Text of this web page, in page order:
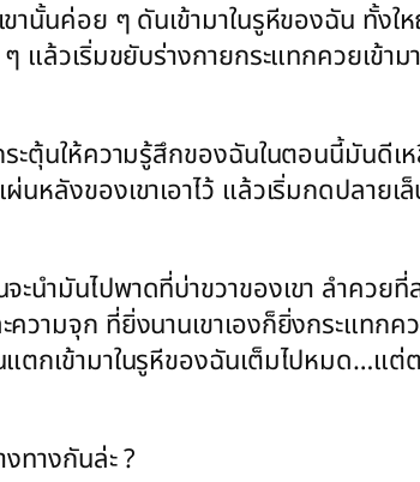
นั้นค่อย ๆ ดันเข้ามาในรูหีของฉัน ทั้ง
แล้วเริ่มขยับร่างกายกระแทกควยเข้
ะตุ้นให้ความรู้สึกของฉันในตอนนี้มันดี
หลังของเขาเอาไว้ แล้วเริ่มกดปลายเ
นำมันไปพาดที่บ่าขวาของเขา ลำควย
ามจุก ที่ยิ่งนานเขาเองก็ยิ่งกระแทก
ตกเข้ามาในรูหีของฉันเต็มไปหมด…แ
ทางกันล่ะ ?